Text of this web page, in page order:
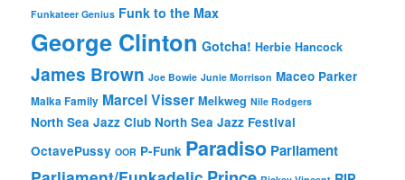
Funkateer Genius Funk to the Max
George Clinton Gotcha! Herbie Hancock
James Brown Joe Bowie Junie Morrison Maceo Parker
Malka Family Marcel Visser Melkweg Nile Rodgers
North Sea Jazz Club North Sea Jazz Festival
OctavePussy OOR P-Funk Paradiso Parliament